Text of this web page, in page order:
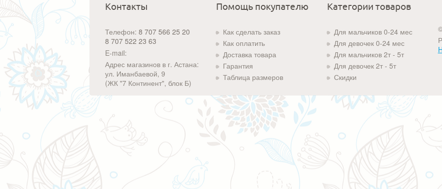
Контакты
Телефон: 8 707 566 25 20
8 707 522 23 63
E-mail:
Адрес магазинов в г. Астана:
ул. Иманбаевой, 9
(ЖК "7 Континент", блок Б)
Помощь покупателю
Как сделать заказ
Как оплатить
Доставка товара
Гарантия
Таблица размеров
Категории товаров
Для мальчиков 0-24 мес
Для девочек 0-24 мес
Для мальчиков 2т - 5т
Для девочек 2т - 5т
Скидки